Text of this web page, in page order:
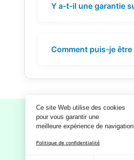
Ce site Web utilise des cookies
pour vous garantir une
meilleure expérience de navigation.
Politique de confidentialité
Y a-t-il une garantie
Comment puis-je
Notre